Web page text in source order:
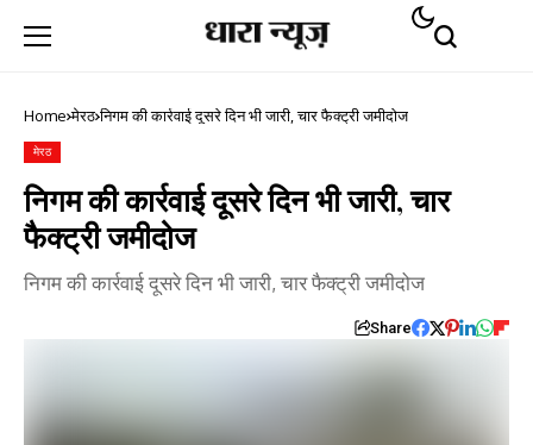
Home मेरठ निगम की कार्रवाई दूसरे दिन भी जारी, चार फैक्ट्री जमीदोज
मेरठ
निगम की कार्रवाई दूसरे दिन भी जारी, चार
फैक्ट्री जमीदोज
निगम की कार्रवाई दूसरे दिन भी जारी, चार फैक्ट्री जमीदोज
Share